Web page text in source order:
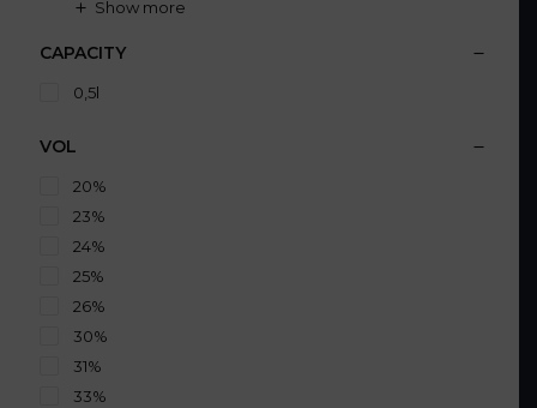
Show more
CAPACITY
0,5l
VOL
20%
23%
24%
25%
26%
30%
31%
33%